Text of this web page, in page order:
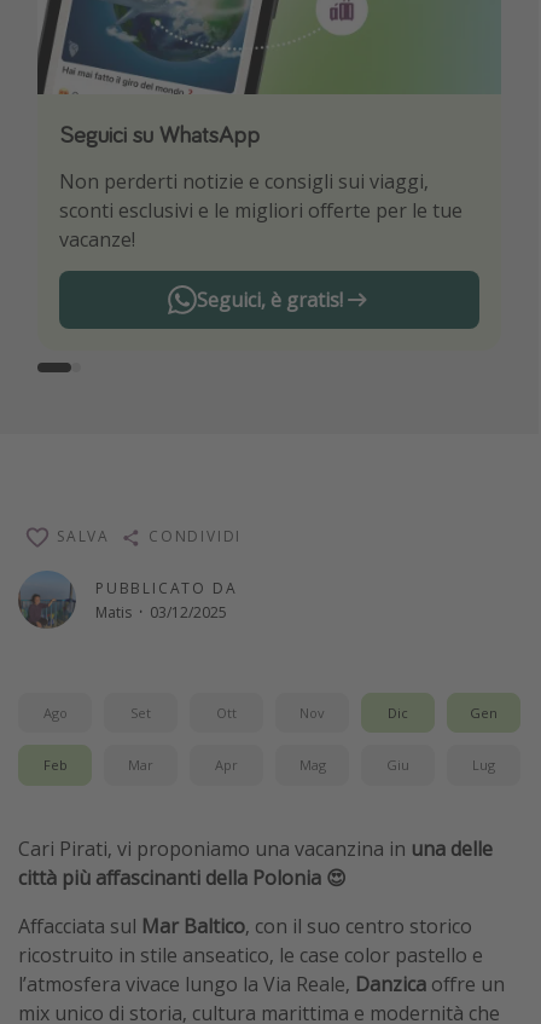
Seguici su WhatsApp
Non perderti notizie e consigli sui viaggi,
sconti esclusivi e le migliori offerte per le tue
vacanze!
Seguici, è gratis!
Scarica la nostra App
Sii il primo a conoscere le migliori offerte di
viaggio
PUBBLICATO DA
Matis · 03/12/2025
SALVA CONDIVIDI
Ago Set Ott Nov Dic Gen
Feb Mar Apr Mag Giu Lug
Cari Pirati, vi proponiamo una vacanzina in una delle
città più affascinanti della Polonia 😍
Affacciata sul Mar Baltico, con il suo centro storico
ricostruito in stile anseatico, le case color pastello e
l’atmosfera vivace lungo la Via Reale, Danzica offre un
mix unico di storia, cultura marittima e modernità che